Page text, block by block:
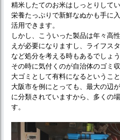
精米したてのお米はしっとりして
栄養たっぷりで新鮮なぬかも手に
活用できます。
しかし、こういった製品は年々高
えが必要になりますし、ライフス
など処分を考える時もあるでしょう
その時に気付くのが自治体のゴミ
大ゴミとして有料になるということ
大阪市を例にとっても、最大の辺
に分類されていますから、多くの
す。